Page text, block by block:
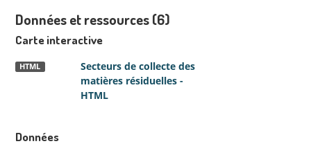
Données et ressources (6)
Carte interactive
Secteurs de collecte des
matières résiduelles -
HTML
HTML
Données